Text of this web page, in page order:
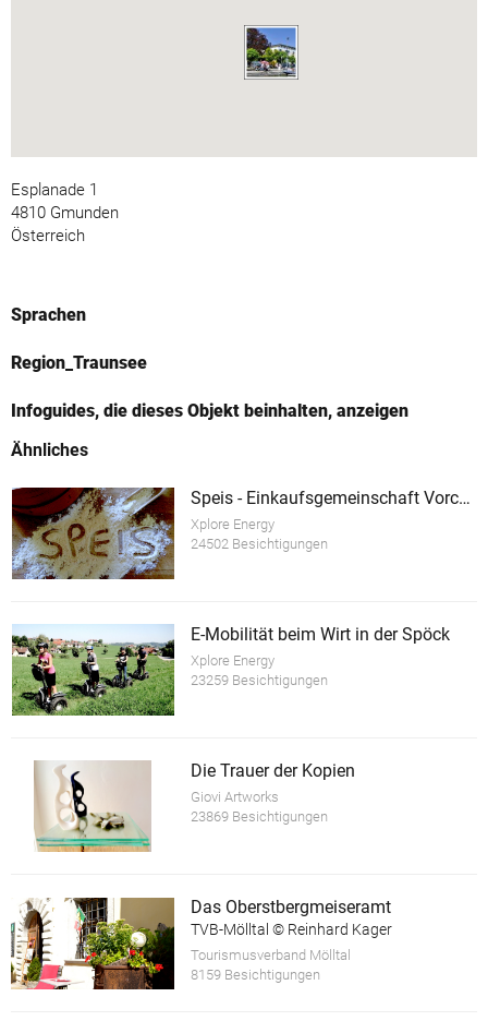
Esplanade 1
4810 Gmunden
Österreich
Sprachen
Region_Traunsee
Infoguides, die dieses Objekt beinhalten, anzeigen
Ähnliches
Speis - Einkaufsgemeinschaft Vorchdorf
Xplore Energy
24502 Besichtigungen
E-Mobilität beim Wirt in der Spöck
Xplore Energy
23259 Besichtigungen
Die Trauer der Kopien
Giovi Artworks
23869 Besichtigungen
Das Oberstbergmeiseramt
TVB-Mölltal © Reinhard Kager
Tourismusverband Mölltal
8159 Besichtigungen